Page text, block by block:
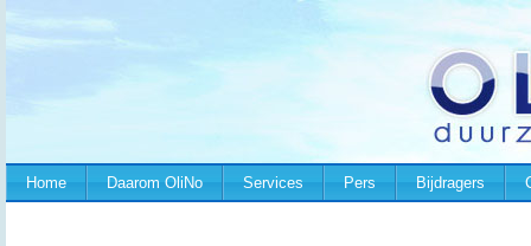
Home Daarom OliNo Services Pers Bijdragers